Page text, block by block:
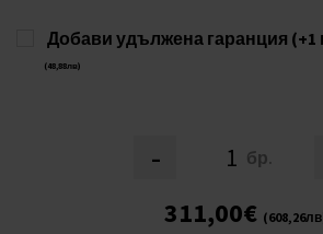
Добави удължена гаранция (+1
(48,88лв)
- бр.
311,00€